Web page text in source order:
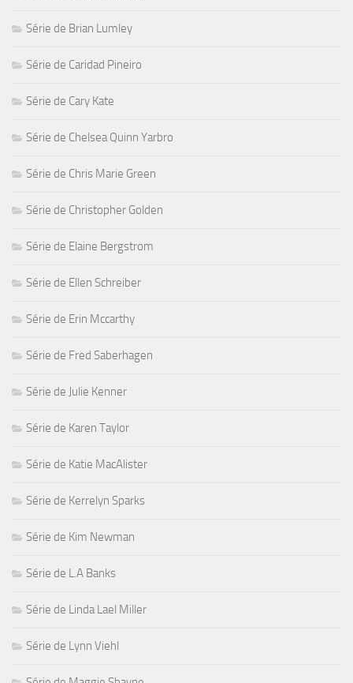
Série de Brian Lumley
Série de Caridad Pineiro
Série de Cary Kate
Série de Chelsea Quinn Yarbro
Série de Chris Marie Green
Série de Christopher Golden
Série de Elaine Bergstrom
Série de Ellen Schreiber
Série de Erin Mccarthy
Série de Fred Saberhagen
Série de Julie Kenner
Série de Karen Taylor
Série de Katie MacAlister
Série de Kerrelyn Sparks
Série de Kim Newman
Série de L.A Banks
Série de Linda Lael Miller
Série de Lynn Viehl